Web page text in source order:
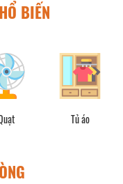
BIẾN
Tủ áo